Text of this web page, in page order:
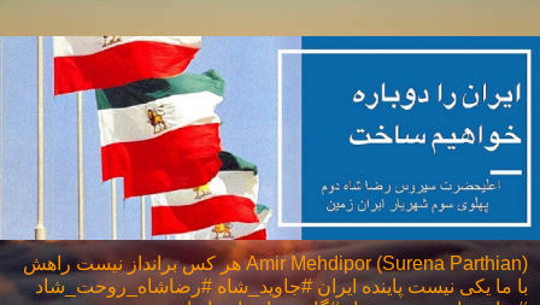
Amir Mehdipor (Surena Parthian) هر كس برانداز نيست راهش
با ما يكی نيست پاینده ایران #جاوید_شاه #رضاشاه_روحت_شاد